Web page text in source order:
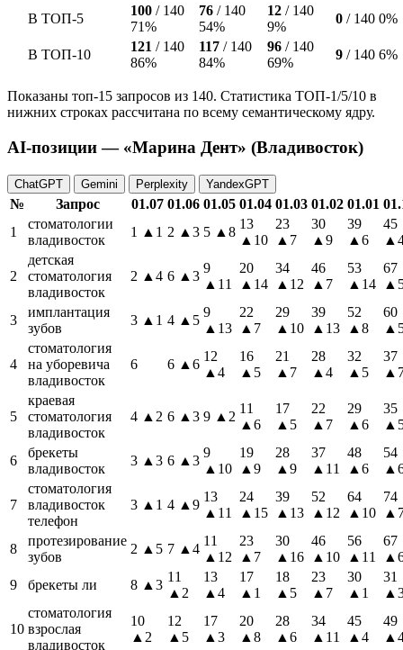
В ТОП-5
100 / 140
71%
76 / 140
54%
12 / 140
9%
0 / 140 0%
В ТОП-10
121 / 140
86%
117 / 140
84%
96 / 140
69%
9 / 140 6%
Показаны топ-15 запросов из 140. Статистика ТОП-1/5/10 в
нижних строках рассчитана по всему семантическому ядру.
AI-позиции — «Марина Дент» (Владивосток)
ChatGPT Gemini Perplexity YandexGPT
№ Запрос 01.07 01.06 01.05 01.04 01.03 01.02 01.01
1
стоматологии
владивосток
1 ▲1 2 ▲3 5 ▲8
13
▲10
23
▲7
30
▲9
39
▲6
45
2
детская
стоматология
владивосток
2 ▲4 6 ▲3
9
▲11
20
▲14
34
▲12
46
▲7
53
▲14
67
3
имплантация
зубов
3 ▲1 4 ▲5
9
▲13
22
▲7
29
▲10
39
▲13
52
▲8
60
4
стоматология
на уборевича
владивосток
6 6 ▲6
12
▲4
16
▲5
21
▲7
28
▲4
32
▲5
37
5
краевая
стоматология
владивосток
4 ▲2 6 ▲3 9 ▲2
11
▲6
17
▲5
22
▲7
29
▲6
35
6
брекеты
владивосток
3 ▲3 6 ▲3
9
▲10
19
▲9
28
▲9
37
▲11
48
▲6
54
7
стоматология
владивосток
телефон
3 ▲1 4 ▲9
13
▲11
24
▲15
39
▲13
52
▲12
64
▲10
74
8
протезирование
зубов
2 ▲5 7 ▲4
11
▲12
23
▲7
30
▲16
46
▲10
56
▲11
67
9
брекеты ли 8 ▲3
11
▲2
13
▲4
17
▲1
18
▲5
23
▲7
30
▲1
31
10
стоматология
взрослая
владивосток
10
▲2
12
▲5
17
▲3
20
▲8
28
▲6
34
▲11
45
▲4
49